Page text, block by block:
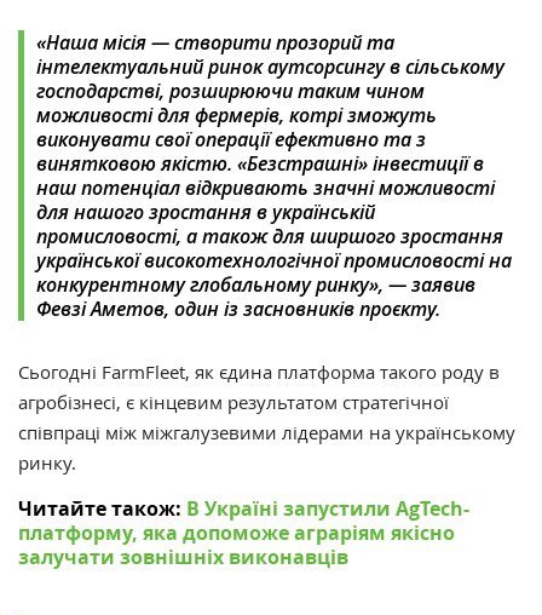
«Наша місія — створити прозорий та
інтелектуальний ринок аутсорсингу в сільському
господарстві, розширюючи таким чином
можливості для фермерів, котрі зможуть
виконувати свої операції ефективно та з
винятковою якістю. «Безстрашні» інвестиції в
наш потенціал відкривають значні можливості
для нашого зростання в українській
промисловості, а також для ширшого зростання
української високотехнологічної промисловості на
конкурентному глобальному ринку», — заявив
Февзі Аметов, один із засновників проєкту.
Сьогодні FarmFleet, як єдина платформа такого роду в
агробізнесі, є кінцевим результатом стратегічної
співпраці між міжгалузевими лідерами на українському
ринку.
Читайте також: В Україні запустили AgTech-
платформу, яка допоможе аграріям якісно
залучати зовнішніх виконавців